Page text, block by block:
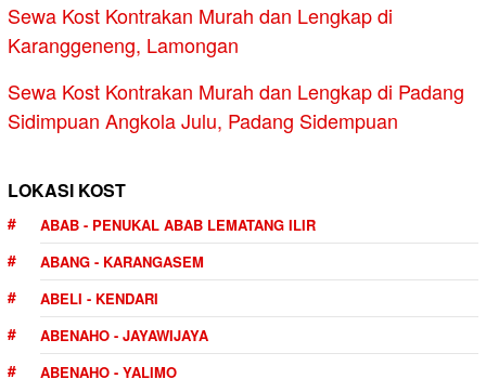
Sewa Kost Kontrakan Murah dan Lengkap di
Karanggeneng, Lamongan
Sewa Kost Kontrakan Murah dan Lengkap di Padang
Sidimpuan Angkola Julu, Padang Sidempuan
LOKASI KOST
ABAB - PENUKAL ABAB LEMATANG ILIR
ABANG - KARANGASEM
ABELI - KENDARI
ABENAHO - JAYAWIJAYA
ABENAHO - YALIMO